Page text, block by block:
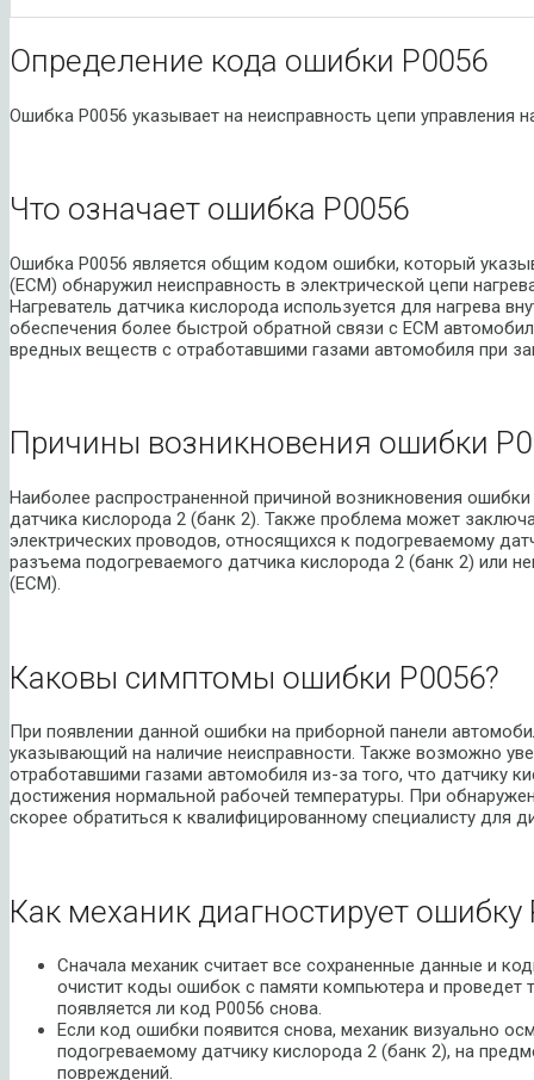
Определение кода ошибки P0056
Ошибка P0056 указывает на неисправность цепи управления
Что означает ошибка P0056
Ошибка P0056 является общим кодом ошибки, который
(ECM) обнаружил неисправность в электрической цепи
Нагреватель датчика кислорода используется для нагрева
обеспечения более быстрой обратной связи с ECM
вредных веществ с отработавшими газами автомобиля при
Причины возникновения ошибки
Наиболее распространенной причиной возникновения
датчика кислорода 2 (банк 2). Также проблема может
электрических проводов, относящихся к подогреваемому
разъема подогреваемого датчика кислорода 2 (банк 2) или
(ECM).
Каковы симптомы ошибки P0056?
При появлении данной ошибки на приборной панели
указывающий на наличие неисправности. Также возможно
отработавшими газами автомобиля из-за того, что датчику
достижения нормальной рабочей температуры. При
скорее обратиться к квалифицированному специалисту для
Как механик диагностирует ошибку
Сначала механик считает все сохраненные данные и
очистит коды ошибок с памяти компьютера и проведет
появляется ли код P0056 снова.
Если код ошибки появится снова, механик визуально
подогреваемому датчику кислорода 2 (банк 2), на
повреждений.